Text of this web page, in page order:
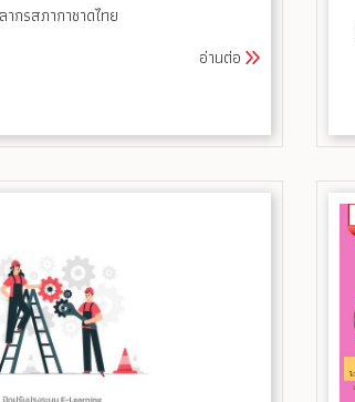
กรสภากาชาดไทย
อ่านต่อ